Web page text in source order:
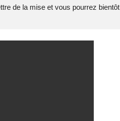
de la mise et vous pourrez bientôt